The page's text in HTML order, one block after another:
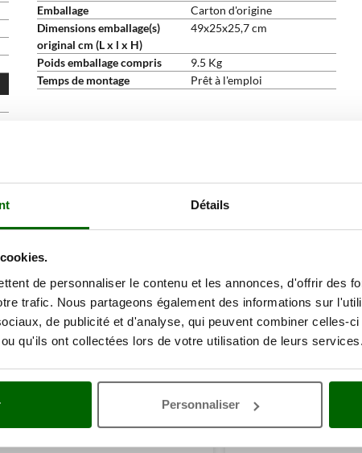
Détails
de personnaliser le contenu et les annonces, d'offrir des
trafic. Nous partageons également des informations sur
de publicité et d'analyse, qui peuvent combiner celles-
qu'ils ont collectées lors de votre utilisation de leurs services.
Personnaliser
Emballage
Carton d'origine
Dimensions emballage(s)
original cm (L x l x H)
49x25x25,7 cm
Poids emballage compris
9.5 Kg
Temps de montage
Prêt à l'emploi
ont consulté également ces articles: